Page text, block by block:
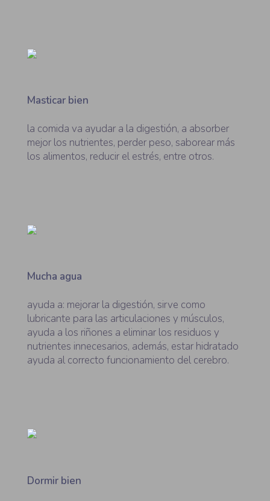
Masticar bien
la comida va ayudar a la digestión, a absorber
mejor los nutrientes, perder peso, saborear más
los alimentos, reducir el estrés, entre otros.
Mucha agua
ayuda a: mejorar la digestión, sirve como
lubricante para las articulaciones y músculos,
ayuda a los riñones a eliminar los residuos y
nutrientes innecesarios, además, estar hidratado
ayuda al correcto funcionamiento del cerebro.
Dormir bien